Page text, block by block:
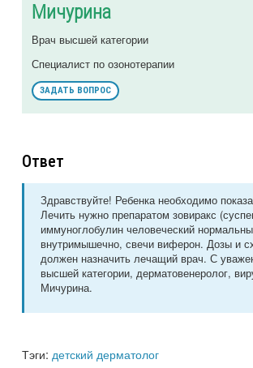
Мичурина
Врач высшей категории
Специалист по озонотерапии
ЗАДАТЬ ВОПРОС
Ответ
Здравствуйте! Ребенка необходимо
Лечить нужно препаратом зовиракс
иммуноглобулин человеческий
внутримышечно, свечи виферон. Дозы и
должен назначить лечащий врач. С
высшей категории, дерматовенеролог,
Мичурина.
Тэги: детский дерматолог